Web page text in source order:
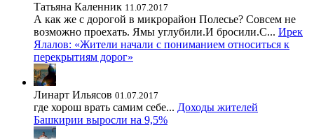
Татьяна Каленник 11.07.2017
А как же с дорогой в микрорайон Полесье? Совсем не
возможно проехать. Ямы углубили.И бросили.С... Ирек
Ялалов: «Жители начали с пониманием относиться к
перекрытиям дорог»
Линарт Ильясов 01.07.2017
где хорош врать самим себе... Доходы жителей
Башкирии выросли на 9,5%